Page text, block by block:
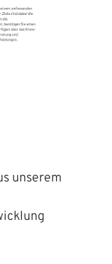
unserem